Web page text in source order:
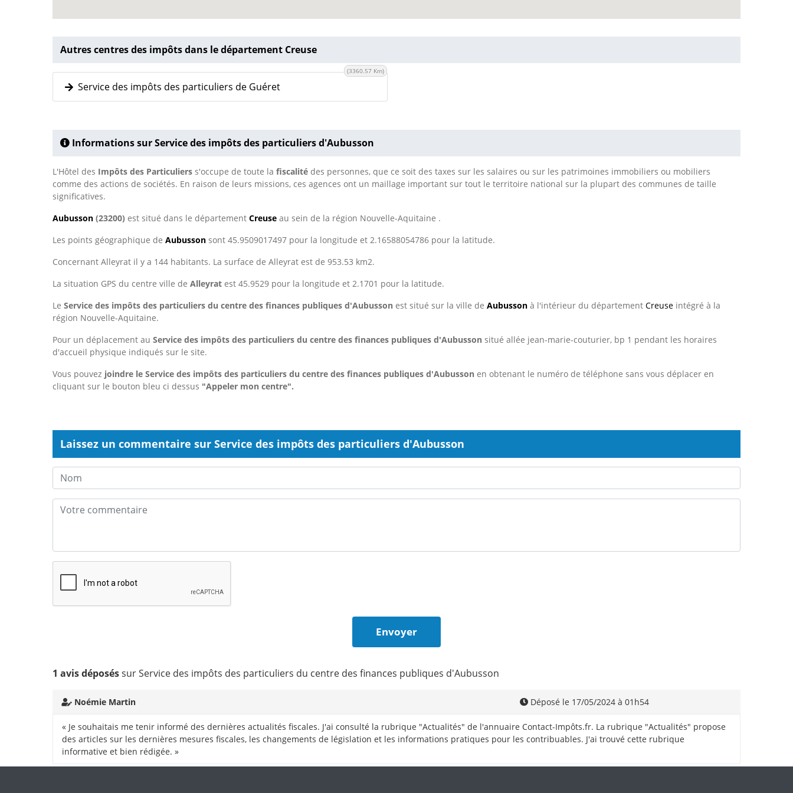
Autres centres des impôts dans le département Creuse
Service des impôts des particuliers de Guéret
(3360.57 Km)
Informations sur Service des impôts des particuliers d'Aubusson
L'Hôtel des Impôts des Particuliers s'occupe de toute la fiscalité des personnes, que ce soit des taxes sur les salaires ou sur les patrimoines immobiliers ou mobiliers
comme des actions de sociétés. En raison de leurs missions, ces agences ont un maillage important sur tout le territoire national sur la plupart des communes de taille
significatives.
Aubusson (23200) est situé dans le département Creuse au sein de la région Nouvelle-Aquitaine .
Les points géographique de Aubusson sont 45.9509017497 pour la longitude et 2.16588054786 pour la latitude.
Concernant Alleyrat il y a 144 habitants. La surface de Alleyrat est de 953.53 km2.
La situation GPS du centre ville de Alleyrat est 45.9529 pour la longitude et 2.1701 pour la latitude.
Le Service des impôts des particuliers du centre des finances publiques d'Aubusson est situé sur la ville de Aubusson à l'intérieur du département Creuse intégré à la
région Nouvelle-Aquitaine.
Pour un déplacement au Service des impôts des particuliers du centre des finances publiques d'Aubusson situé allée jean-marie-couturier, bp 1 pendant les horaires
d'accueil physique indiqués sur le site.
Vous pouvez joindre le Service des impôts des particuliers du centre des finances publiques d'Aubusson en obtenant le numéro de téléphone sans vous déplacer en
cliquant sur le bouton bleu ci dessus "Appeler mon centre".
Laissez un commentaire sur Service des impôts des particuliers d'Aubusson
1 avis déposéssur Service des impôts des particuliers du centre des finances publiques d'Aubusson
Noémie Martin Déposé le 17/05/2024 à 01h54
« Je souhaitais me tenir informé des dernières actualités fiscales. J'ai consulté la rubrique "Actualités" de l'annuaire Contact-Impôts.fr. La rubrique "Actualités" propose
des articles sur les dernières mesures fiscales, les changements de législation et les informations pratiques pour les contribuables. J'ai trouvé cette rubrique
informative et bien rédigée. »